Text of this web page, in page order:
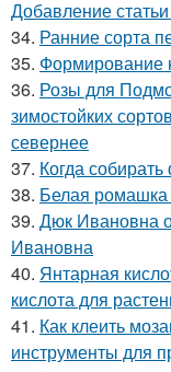
Добавление
34. Ранние сорта
35. Формирование
36. Розы для
зимостойких
севернее
37. Когда
38. Белая ромашка
39. Дюк Ивановна
Ивановна
40. Янтарная
кислота для
41. Как клеить
инструменты для